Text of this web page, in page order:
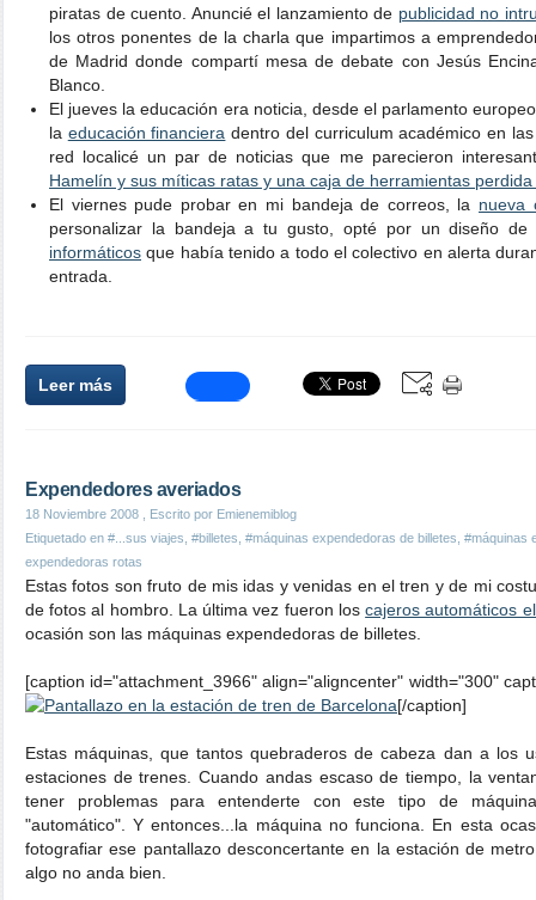
piratas de cuento. Anuncié el lanzamiento de publicidad no
los otros ponentes de la charla que impartimos a
de Madrid donde compartí mesa de debate con Jesús
Blanco.
El jueves la educación era noticia, desde el parlamento
la educación financiera dentro del curriculum académico en
red localicé un par de noticias que me parecieron
Hamelín y sus míticas ratas y una caja de herramientas
El viernes pude probar en mi bandeja de correos, la nueva
personalizar la bandeja a tu gusto, opté por un diseño
informáticos que había tenido a todo el colectivo en alerta
entrada.
Leer más
Expendedores averiados
18 Noviembre 2008 , Escrito por Emienemiblog
Etiquetado en #...sus viajes #billetes #máquinas expendedoras de billetes #máquinas
expendedoras rotas
Estas fotos son fruto de mis idas y venidas en el tren y de mi
de fotos al hombro. La última vez fueron loscajeros automáticos
ocasión son las máquinas expendedoras de billetes.
[caption id="attachment_3966" align="aligncenter" width="300"
[/caption]
Estas máquinas, que tantos quebraderos de cabeza dan a los
estaciones de trenes. Cuando andas escaso de tiempo, la
tener problemas para entenderte con este tipo de
"automático". Y entonces...la máquina no funciona. En esta
fotografiar ese pantallazo desconcertante en la estación de
algo no anda bien.